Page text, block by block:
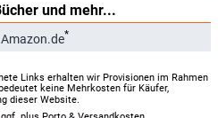
und mehr...
*
Links erhalten wir Provisionen im Rahmen
keine Mehrkosten für Käufer,
dieser Website.